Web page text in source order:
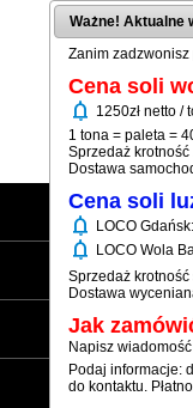
Ważne! Aktualne
Zanim
Cena soli
notifications 1250zł netto /
1 tona = paleta =
Sprzedaż krotność
Dostawa
Cena soli
notifications LOCO
notifications LOCO Wola
Sprzedaż
Dostawa
Jak
Napisz
Podaj informacje:
do kontaktu.